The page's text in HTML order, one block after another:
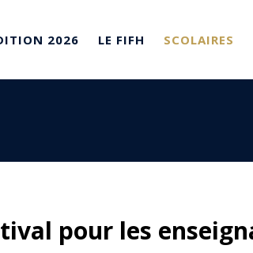
2026 LE FIFH SCOLAIRES
pour les